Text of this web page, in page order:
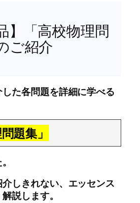
「高校物理問
ご紹介
た各問題を詳細に学べる
題集」
しきれない、エッセンス
説します。